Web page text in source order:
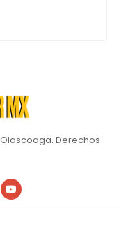
Derechos